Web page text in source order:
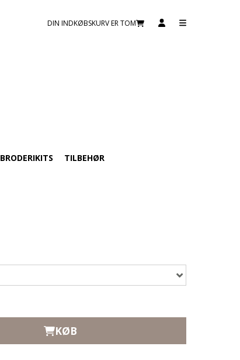
DIN INDKØBSKURV ER TOM
BRODERIKITS TILBEHØR
KØB